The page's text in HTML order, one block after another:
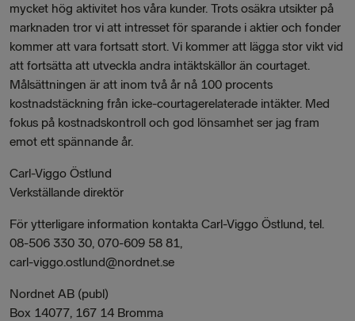
mycket hög aktivitet hos våra kunder. Trots osäkra utsikter på
marknaden tror vi att intresset för sparande i aktier och fonder
kommer att vara fortsatt stort. Vi kommer att lägga stor vikt vid
att fortsätta att utveckla andra intäktskällor än courtaget.
Målsättningen är att inom två år nå 100 procents
kostnadstäckning från icke-courtagerelaterade intäkter. Med
fokus på kostnadskontroll och god lönsamhet ser jag fram
emot ett spännande år.
Carl-Viggo Östlund
Verkställande direktör
För ytterligare information kontakta Carl-Viggo Östlund, tel.
08-506 330 30, 070-609 58 81,
carl-viggo.ostlund@nordnet.se
Nordnet AB (publ)
Box 14077, 167 14 Bromma